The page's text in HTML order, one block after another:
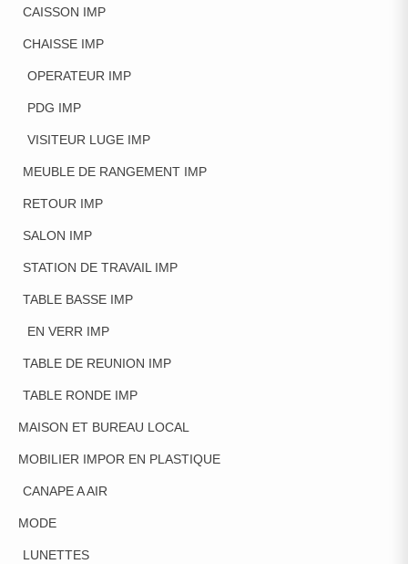
CAISSON IMP
CHAISSE IMP
OPERATEUR IMP
PDG IMP
VISITEUR LUGE IMP
MEUBLE DE RANGEMENT IMP
RETOUR IMP
SALON IMP
STATION DE TRAVAIL IMP
TABLE BASSE IMP
EN VERR IMP
TABLE DE REUNION IMP
TABLE RONDE IMP
MAISON ET BUREAU LOCAL
MOBILIER IMPOR EN PLASTIQUE
CANAPE A AIR
MODE
LUNETTES